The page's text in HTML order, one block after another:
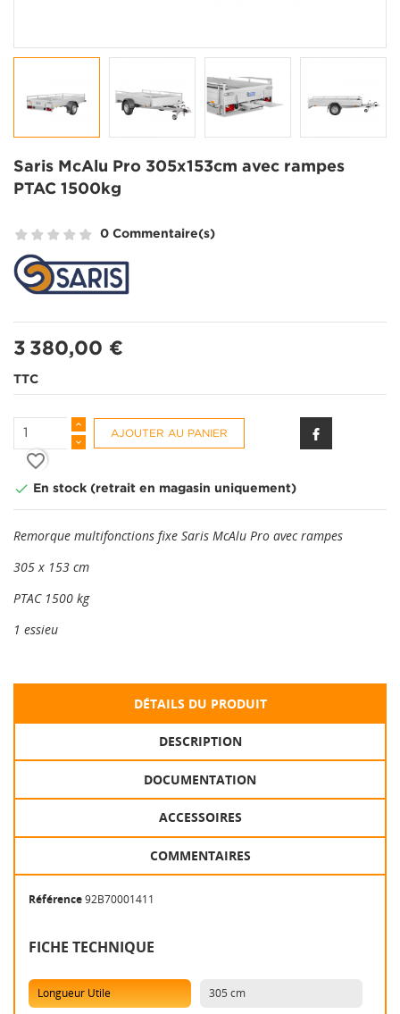
Saris McAlu Pro 305x153cm avec rampes
PTAC 1500kg
0 Commentaire(s)
3 380,00 €
TTC
AJOUTER AU PANIER
favorite_border
 En stock (retrait en magasin uniquement)
Remorque multifonctions fixe Saris McAlu Pro avec rampes
305 x 153 cm
PTAC 1500 kg
1 essieu
DÉTAILS DU PRODUIT
DESCRIPTION
DOCUMENTATION
ACCESSOIRES
COMMENTAIRES
Référence92B70001411
FICHE TECHNIQUE
Longueur Utile 305 cm